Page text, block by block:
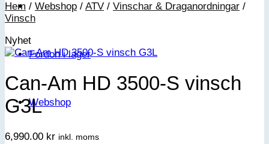
Fordon i lager
Webshop
Hem / Webshop / ATV / Vinschar & Draganordningar /
Vinsch
Nyhet
Can-Am HD 3500-S vinsch
G3L
6,990.00 kr inkl. moms